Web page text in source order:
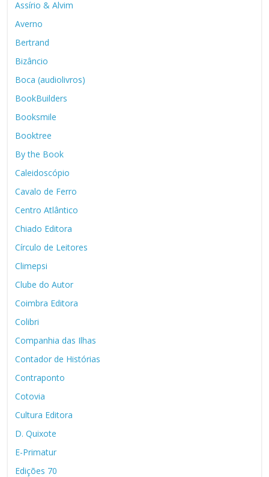
Assírio & Alvim
Averno
Bertrand
Bizâncio
Boca (audiolivros)
BookBuilders
Booksmile
Booktree
By the Book
Caleidoscópio
Cavalo de Ferro
Centro Atlântico
Chiado Editora
Círculo de Leitores
Climepsi
Clube do Autor
Coimbra Editora
Colibri
Companhia das Ilhas
Contador de Histórias
Contraponto
Cotovia
Cultura Editora
D. Quixote
E-Primatur
Edições 70